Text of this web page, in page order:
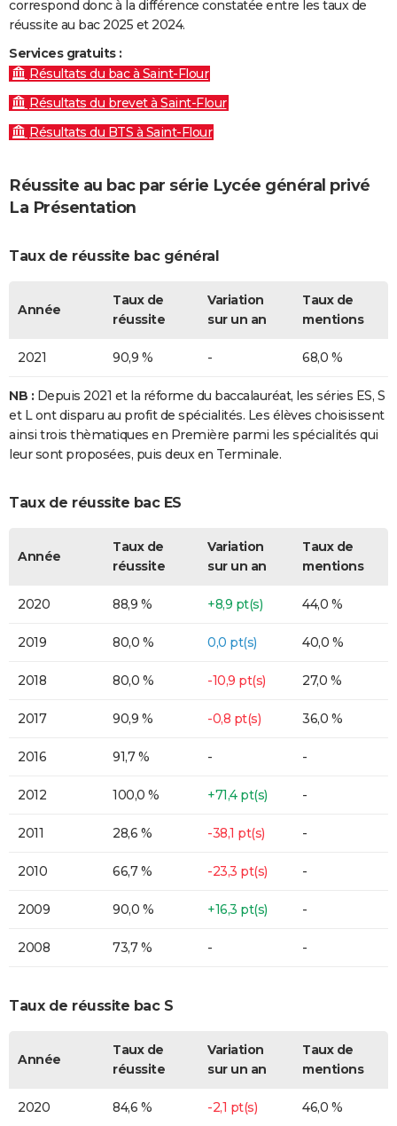
correspond donc à la différence constatée entre les taux de
réussite au bac 2025 et 2024.
Services gratuits :
Résultats du bac à Saint-Flour
Résultats du brevet à Saint-Flour
Résultats du BTS à Saint-Flour
Réussite au bac par série Lycée général privé
La Présentation
Taux de réussite bac général
Année
Taux de
réussite
Variation
sur un an
Taux de
mentions
2021 90,9 % - 68,0 %
NB : Depuis 2021 et la réforme du baccalauréat, les séries ES, S
et L ont disparu au profit de spécialités. Les élèves choisissent
ainsi trois thèmatiques en Première parmi les spécialités qui
leur sont proposées, puis deux en Terminale.
Taux de réussite bac ES
Année
Taux de
réussite
Variation
sur un an
Taux de
mentions
2020 88,9 % +8,9 pt(s) 44,0 %
2019 80,0 % 0,0 pt(s) 40,0 %
2018 80,0 % -10,9 pt(s) 27,0 %
2017 90,9 % -0,8 pt(s) 36,0 %
2016 91,7 % - -
2012 100,0 % +71,4 pt(s) -
2011 28,6 % -38,1 pt(s) -
2010 66,7 % -23,3 pt(s) -
2009 90,0 % +16,3 pt(s) -
2008 73,7 % - -
Taux de réussite bac S
Année
Taux de
réussite
Variation
sur un an
Taux de
mentions
2020 84,6 % -2,1 pt(s) 46,0 %